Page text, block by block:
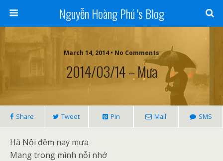
Nguyễn Hoàng Phú 's Blog
March 14, 2014 • No Comments
2014/03/14 – Mưa
Share Tweet Pin Mail SMS
Hà Nội đêm nay mưa
Mang trong mình nỗi nhớ